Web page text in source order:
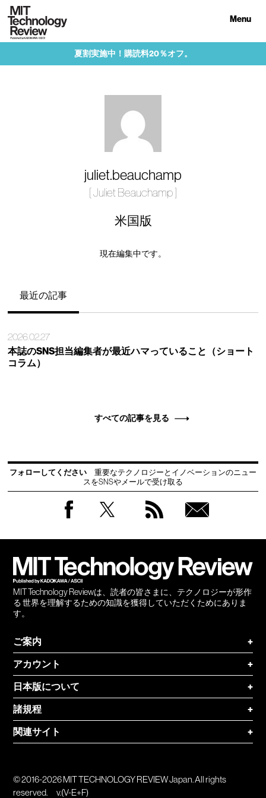
Menu
夏割実施中！購読料20％オフ。
juliet.beauchamp
[ Juliet Beauchamp ]
米国版
現在編集中です。
最近の記事
2026.02.27
本誌のSNS担当編集者が最近ハマっていること（ショート
コラム）
すべての記事を見る
フォローしてください
重要なテクノロジーとイノベーションのニュー
スをSNSやメールで受け取る
MIT Technology Reviewは、読者の皆さまに、テクノロジーが形作
る 世界を理解するための知識を獲得していただくためにありま
す。
ご案内
+
アカウント
+
日本版について
+
諸規程
+
関連サイト
+
© 2016-2026 MIT TECHNOLOGY REVIEW Japan. All rights
reserved.
v.(V-E+F)